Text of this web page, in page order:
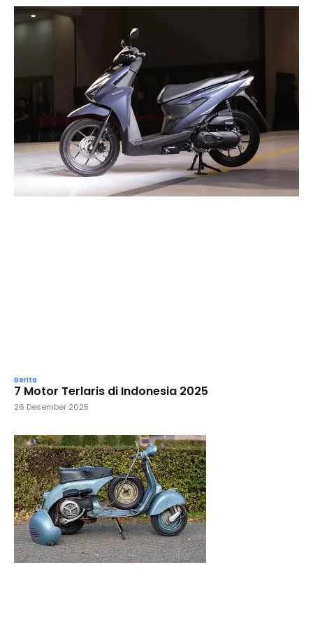
Berita
7 Motor Terlaris di Indonesia 2025
26 Desember 2025